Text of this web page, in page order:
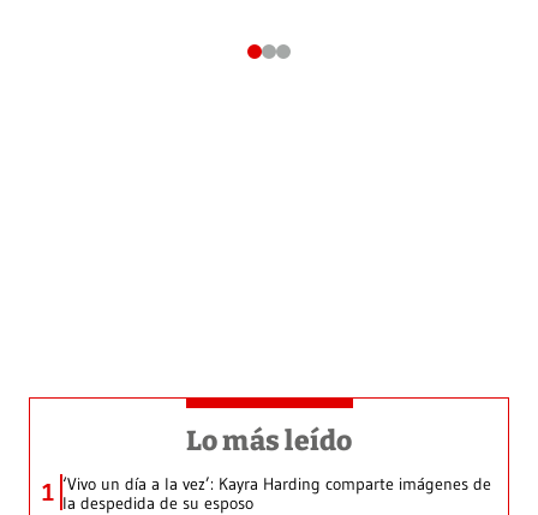
Lo más leído
1 ‘Vivo un día a la vez’: Kayra Harding comparte imágenes de
la despedida de su esposo